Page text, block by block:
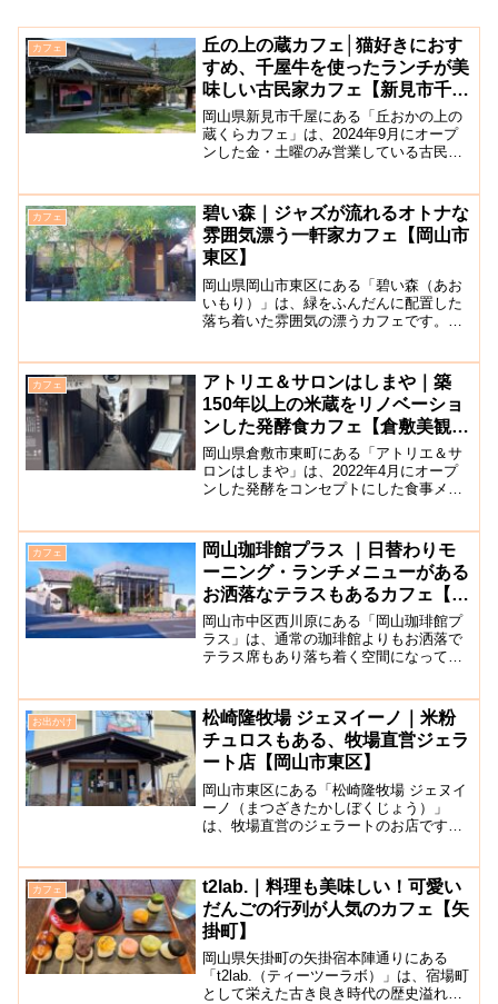
カフェ
丘の上の蔵カフェ│猫好きにおす
すめ、千屋牛を使ったランチが美
味しい古民家カフェ【新見市千
屋】
岡山県新見市千屋にある「丘おかの上の
蔵くらカフェ」は、2024年9月にオープ
ンした金・土曜のみ営業している古民家
千屋牛のランチをはじめ、焙煎したての
コーヒーや季節のド...
カフェ
碧い森｜ジャズが流れるオトナな
雰囲気漂う一軒家カフェ【岡山市
東区】
岡山県岡山市東区にある「碧い森（あお
いもり）」は、緑をふんだんに配置した
落ち着いた雰囲気の漂うカフェです。西
うな大人の空間になっていてシックでお
しゃれな雰囲気。2人掛け...
カフェ
アトリエ＆サロンはしまや｜築
150年以上の米蔵をリノベーショ
ンした発酵食カフェ【倉敷美観地
区】
岡山県倉敷市東町にある「アトリエ＆サ
ロンはしまや」は、2022年4月にオープ
ンした発酵をコンセプトにした食事メニ
ューアルしました。お店は、倉敷美観地
区の東側に位置す...
カフェ
岡山珈琲館プラス ｜日替わりモ
ーニング・ランチメニューがある
お洒落なテラスもあるカフェ【岡
山市中区】
岡山市中区西川原にある「岡山珈琲館プ
ラス」は、通常の珈琲館よりもお洒落で
テラス席もあり落ち着く空間になってい
分確保されており、徒歩でも車でも行き
やすいです。朝の7時...
お出かけ
松崎隆牧場 ジェヌイーノ｜米粉
チュロスもある、牧場直営ジェラ
ート店【岡山市東区】
岡山市東区にある「松崎隆牧場 ジェヌイ
ーノ（まつざきたかしぼくじょう）」
は、牧場直営のジェラートのお店です。
こだわった牛乳を使ったジェラートを味
わうことができますよ。ジ...
カフェ
t2lab.｜料理も美味しい！可愛い
だんごの行列が人気のカフェ【矢
掛町】
岡山県矢掛町の矢掛宿本陣通りにある
「t2lab.（ティーツーラボ）」は、宿場町
として栄えた古き良き時代の歴史溢れる